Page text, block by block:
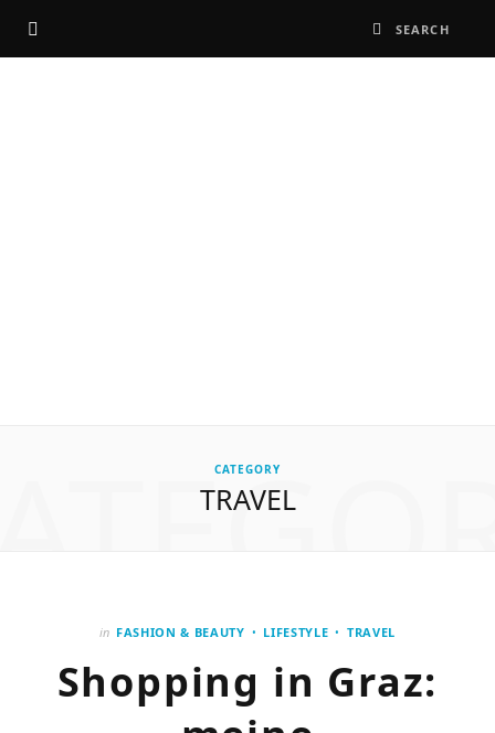
CATEGORY
TRAVEL
in FASHION & BEAUTY LIFESTYLE TRAVEL
Shopping in Graz: